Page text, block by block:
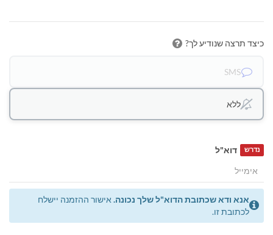
כיצד תרצה שנודיע לך?
SMS
ללא
דוא"ל נדרש
אנא ודא שכתובת הדוא"ל שלך נכונה. אישור ההזמנה יישלח
לכתובת זו.